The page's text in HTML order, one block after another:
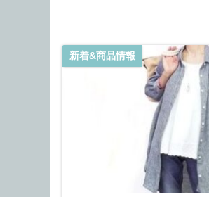
新着&商品情報